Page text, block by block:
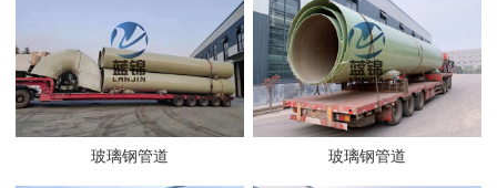
玻璃钢管道 玻璃钢管道